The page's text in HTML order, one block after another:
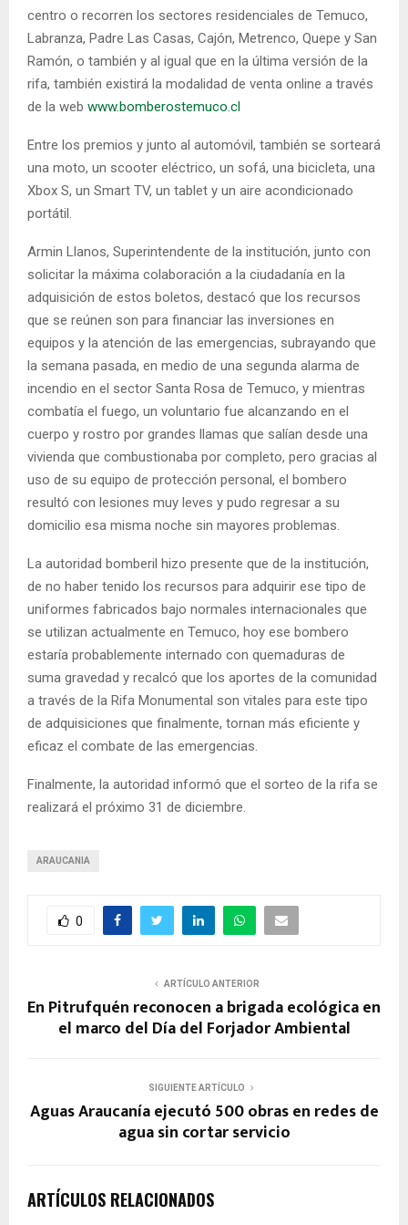
centro o recorren los sectores residenciales de Temuco,
Labranza, Padre Las Casas, Cajón, Metrenco, Quepe y San
Ramón, o también y al igual que en la última versión de la
rifa, también existirá la modalidad de venta online a través
de la web www.bomberostemuco.cl
Entre los premios y junto al automóvil, también se sorteará
una moto, un scooter eléctrico, un sofá, una bicicleta, una
Xbox S, un Smart TV, un tablet y un aire acondicionado
portátil.
Armin Llanos, Superintendente de la institución, junto con
solicitar la máxima colaboración a la ciudadanía en la
adquisición de estos boletos, destacó que los recursos
que se reúnen son para financiar las inversiones en
equipos y la atención de las emergencias, subrayando que
la semana pasada, en medio de una segunda alarma de
incendio en el sector Santa Rosa de Temuco, y mientras
combatía el fuego, un voluntario fue alcanzando en el
cuerpo y rostro por grandes llamas que salían desde una
vivienda que combustionaba por completo, pero gracias al
uso de su equipo de protección personal, el bombero
resultó con lesiones muy leves y pudo regresar a su
domicilio esa misma noche sin mayores problemas.
La autoridad bomberil hizo presente que de la institución,
de no haber tenido los recursos para adquirir ese tipo de
uniformes fabricados bajo normales internacionales que
se utilizan actualmente en Temuco, hoy ese bombero
estaría probablemente internado con quemaduras de
suma gravedad y recalcó que los aportes de la comunidad
a través de la Rifa Monumental son vitales para este tipo
de adquisiciones que finalmente, tornan más eficiente y
eficaz el combate de las emergencias.
Finalmente, la autoridad informó que el sorteo de la rifa se
realizará el próximo 31 de diciembre.
ARAUCANIA
0
ARTÍCULO ANTERIOR
En Pitrufquén reconocen a brigada ecológica en
el marco del Día del Forjador Ambiental
SIGUIENTE ARTÍCULO
Aguas Araucanía ejecutó 500 obras en redes de
agua sin cortar servicio
ARTÍCULOS RELACIONADOS